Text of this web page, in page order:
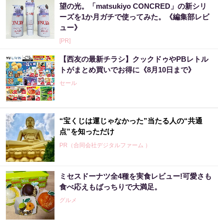
望の光。「matsukiyo CONCRED」の新シリ
ーズを1か月ガチで使ってみた。《編集部レビ
ュー》
[PR]
【西友の最新チラシ】クックドゥやPBレトル
トがまとめ買いでお得に《8月10日まで》
セール
“宝くじは運じゃなかった”当たる人の“共通
点”を知っただけ
PR（合同会社デジタルファーム ）
「え、こんなセールやってたの？」80％OFF
以上が続々登場！Amazonの本気が...
PR（Amazon）
ミセスドーナツ全4種を実食レビュー!可愛さも
食べ応えもばっちりで大満足。
グルメ